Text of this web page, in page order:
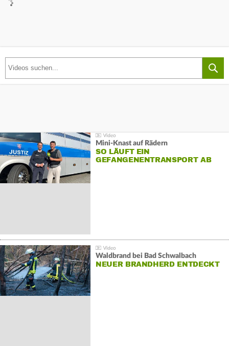
Mini-Knast auf Rädern
SO LÄUFT EIN
GEFANGENENTRANSPORT AB
Waldbrand bei Bad Schwalbach
NEUER BRANDHERD ENTDECKT